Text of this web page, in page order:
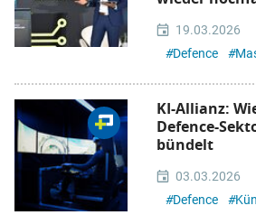
19.03.2026
#Defence #
KI-Allianz:
Defence-
bündelt
03.03.2026
#Defence #